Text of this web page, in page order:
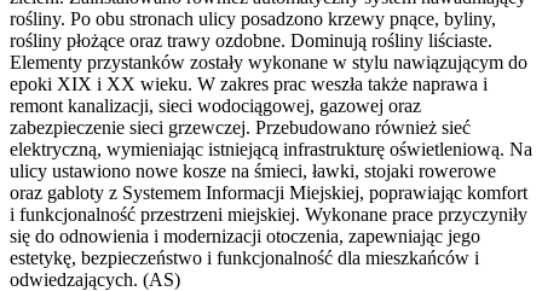
rośliny. Po obu stronach ulicy posadzono krzewy pnące, byliny,
rośliny płożące oraz trawy ozdobne. Dominują rośliny liściaste.
Elementy przystanków zostały wykonane w stylu nawiązującym do
epoki XIX i XX wieku. W zakres prac weszła także naprawa i
remont kanalizacji, sieci wodociągowej, gazowej oraz
zabezpieczenie sieci grzewczej. Przebudowano również sieć
elektryczną, wymieniając istniejącą infrastrukturę oświetleniową. Na
ulicy ustawiono nowe kosze na śmieci, ławki, stojaki rowerowe
oraz gabloty z Systemem Informacji Miejskiej, poprawiając komfort
i funkcjonalność przestrzeni miejskiej. Wykonane prace przyczyniły
się do odnowienia i modernizacji otoczenia, zapewniając jego
estetykę, bezpieczeństwo i funkcjonalność dla mieszkańców i
odwiedzających. (AS)